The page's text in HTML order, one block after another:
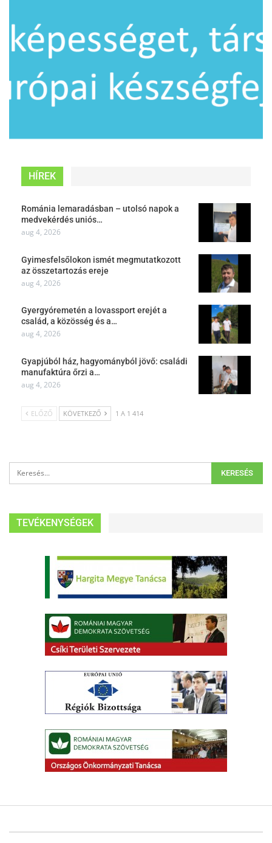
HÍREK
Románia lemaradásban – utolsó napok a
medvekérdés uniós…
aug 4, 2026
Gyimesfelsőlokon ismét megmutatkozott
az összetartozás ereje
aug 4, 2026
Gyergyóremetén a lovassport erejét a
család, a közösség és a…
aug 4, 2026
Gyapjúból ház, hagyományból jövő: családi
manufaktúra őrzi a…
aug 4, 2026
ELŐZŐ KÖVETKEZŐ 1 A 1 414
TEVÉKENYSÉGEK